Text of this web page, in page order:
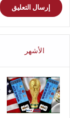
الأشهر